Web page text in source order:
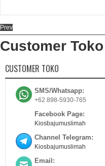
Prev
Customer Toko
CUSTOMER TOKO
SMS/Whatsapp:
+62 898-5930-765
Facebook Page:
Kiosbajumuslimah
Channel Telegram:
Kiosbajumuslimah
Email: